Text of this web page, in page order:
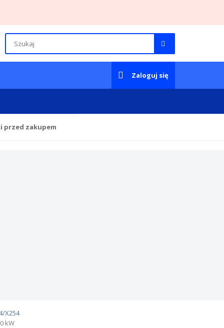
Zaloguj się
przed zakupem
X254
kW